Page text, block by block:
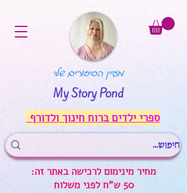
מעיין הסיפורים שלי
My Story Pond
ספרי ילדים ברוח חינוך ולדורף
מחיר מינימום לרכישה באתר זה:
50 ש"ח לפני משלוח